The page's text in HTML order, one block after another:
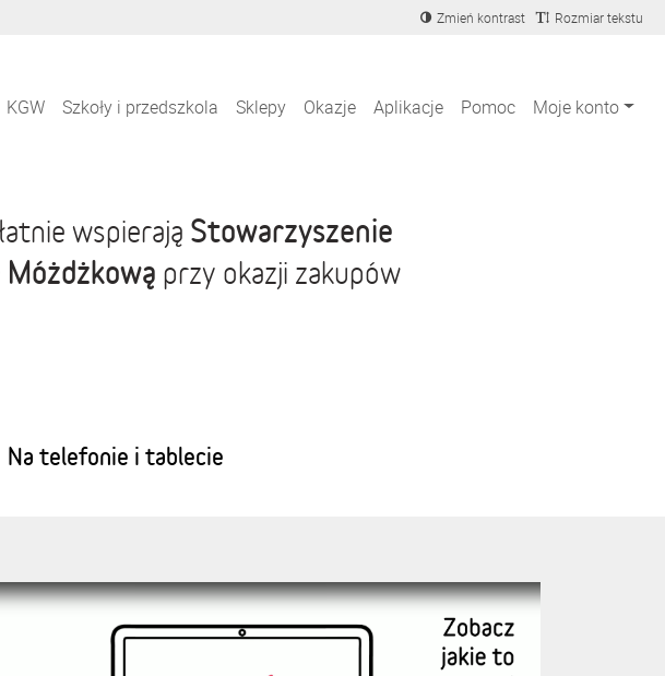
Zmień kontrast Rozmiar tekstu
KGW Szkoły i przedszkola Sklepy Okazje Aplikacje Pomoc Moje konto
wspierają Stowarzyszenie
przy okazji zakupów
Na telefonie i tablecie